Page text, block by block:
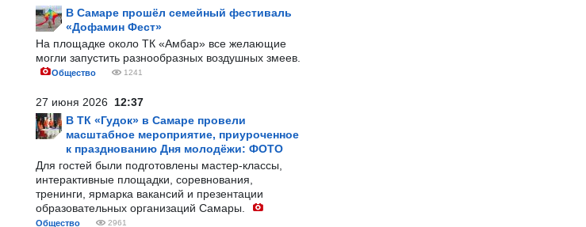
В Самаре прошёл семейный фестиваль
«Дофамин Фест»
На площадке около ТК «Амбар» все желающие
могли запустить разнообразных воздушных змеев.
Общество 1241
27 июня 2026 12:37
В ТК «Гудок» в Самаре провели
масштабное мероприятие, приуроченное
к празднованию Дня молодёжи: ФОТО
Для гостей были подготовлены мастер-классы,
интерактивные площадки, соревнования,
тренинги, ярмарка вакансий и презентации
образовательных организаций Самары.
Общество 2961